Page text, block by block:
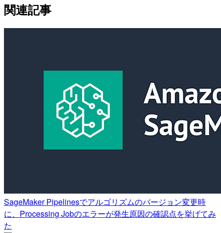
関連記事
SageMaker Pipelinesでアルゴリズムのバージョン変更時
に、Processing Jobのエラーが発生原因の確認点を挙げてみ
た